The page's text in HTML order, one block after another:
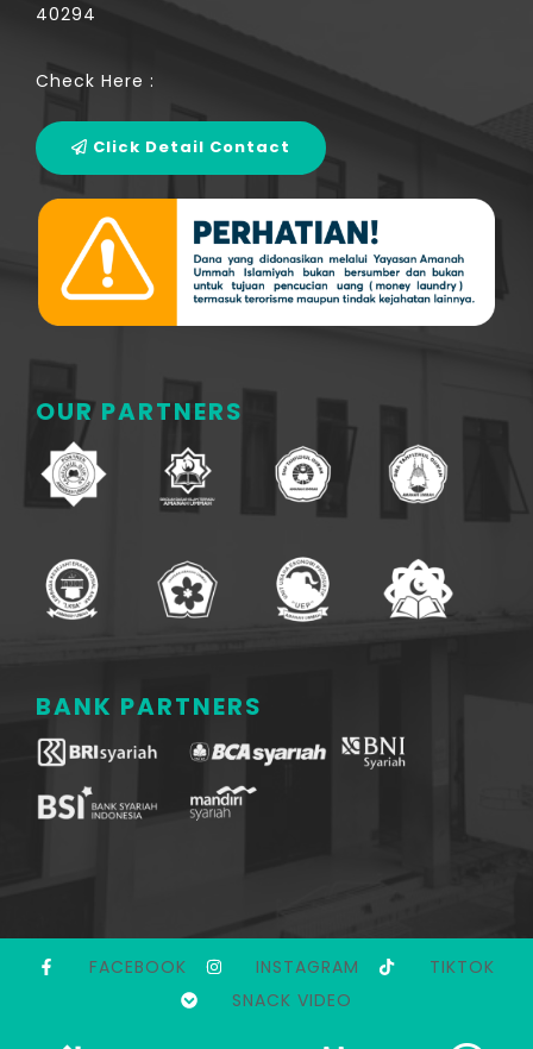
40294
Check Here :
Click Detail Contact
OUR PARTNERS
BANK PARTNERS
FACEBOOK INSTAGRAM
TIKTOK
SNACK VIDEO